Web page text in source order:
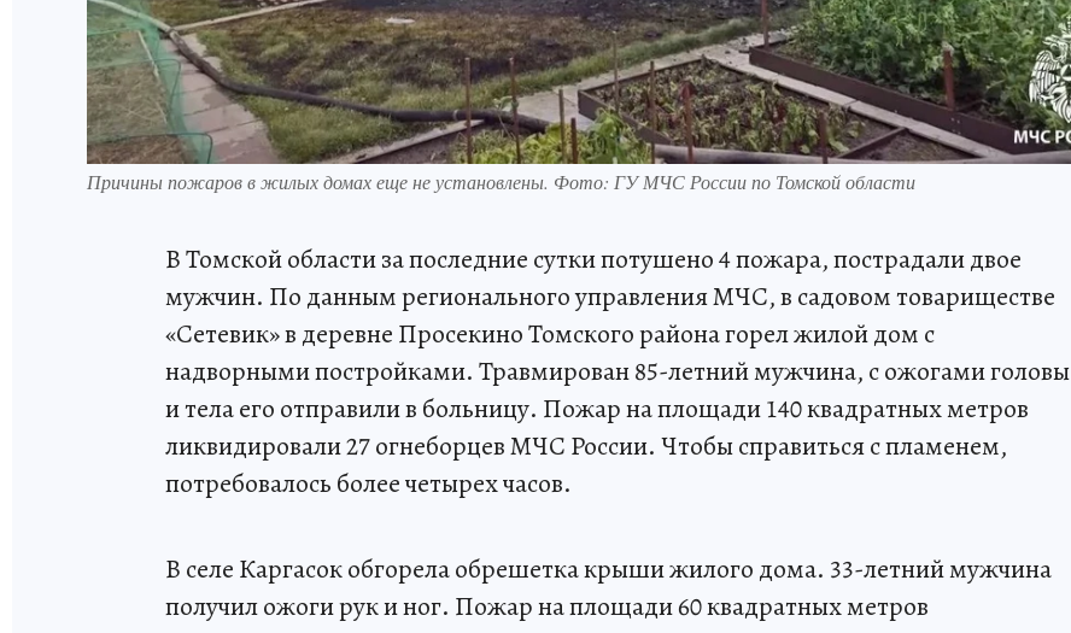
Причины пожаров в жилых домах еще не установлены. Фото: ГУ МЧС России по Томской области
В Томской области за последние сутки потушено 4 пожара, пострадали двое
мужчин. По данным регионального управления МЧС, в садовом товариществе
«Сетевик» в деревне Просекино Томского района горел жилой дом с
надворными постройками. Травмирован 85-летний мужчина, с ожогами головы
и тела его отправили в больницу. Пожар на площади 140 квадратных метров
ликвидировали 27 огнеборцев МЧС России. Чтобы справиться с пламенем,
потребовалось более четырех часов.
В селе Каргасок обгорела обрешетка крыши жилого дома. 33-летний мужчина
получил ожоги рук и ног. Пожар на площади 60 квадратных метров